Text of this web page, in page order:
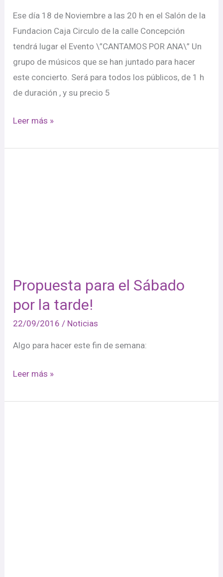
Ese día 18 de Noviembre a las 20 h en el Salón de la
Fundacion Caja Circulo de la calle Concepción
tendrá lugar el Evento \”CANTAMOS POR ANA\” Un
grupo de músicos que se han juntado para hacer
este concierto. Será para todos los públicos, de 1 h
de duración , y su precio 5
Leer más »
Propuesta para el Sábado
por la tarde!
22/09/2016/ Noticias
Algo para hacer este fin de semana:
Leer más »